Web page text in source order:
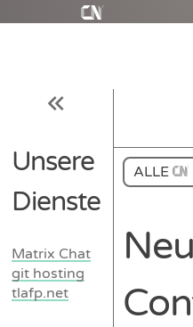
Unsere
Dienste
Matrix Chat
git hosting
tlafp.net
ALLE